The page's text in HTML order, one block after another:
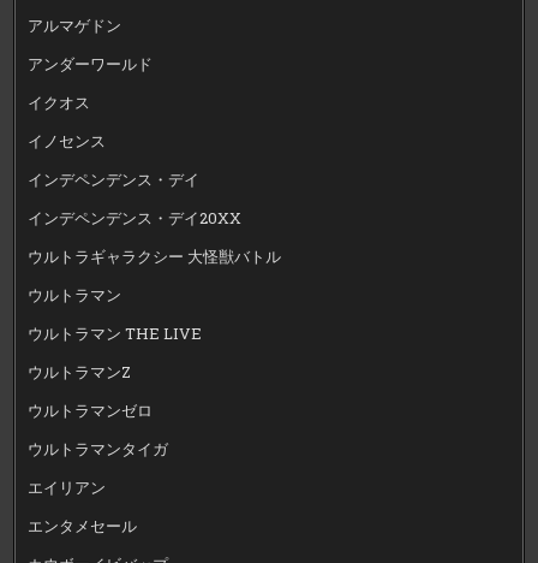
アルマゲドン
アンダーワールド
イクオス
イノセンス
インデペンデンス・デイ
インデペンデンス・デイ20XX
ウルトラギャラクシー 大怪獣バトル
ウルトラマン
ウルトラマン THE LIVE
ウルトラマンZ
ウルトラマンゼロ
ウルトラマンタイガ
エイリアン
エンタメセール